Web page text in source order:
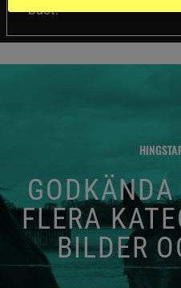
bäst.
FLERA
BILDER